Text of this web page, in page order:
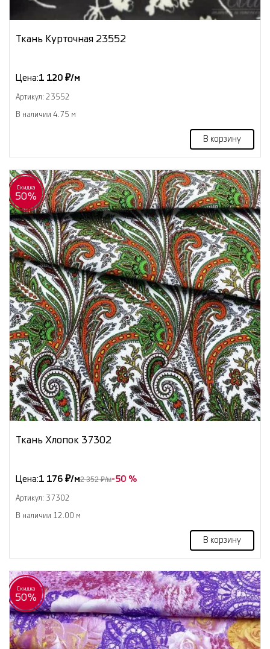
Ткань Курточная 23552
Цена:1 120 ₽/м
Артикул: 23552
В наличии 4.75 м
В корзину
Скидка
50%
Ткань Хлопок 37302
Цена:1 176 ₽/м2 352 ₽/м-50 %
Артикул: 37302
В наличии 12.00 м
В корзину
Скидка
50%